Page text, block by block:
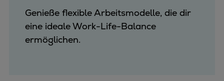
Genieße flexible Arbeitsmodelle, die dir
eine ideale Work-Life-Balance
ermöglichen.